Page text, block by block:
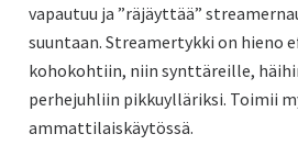
vapautuu ja ”räjäyttää”
suuntaan. Streamertykki on hieno
kohokohtiin, niin synttäreille,
perhejuhliin pikkuylläriksi. Toimii
ammattilaiskäytössä.